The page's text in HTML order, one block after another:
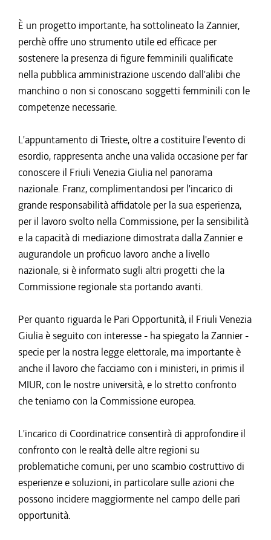
È un progetto importante, ha sottolineato la Zannier,
perchè offre uno strumento utile ed efficace per
sostenere la presenza di figure femminili qualificate
nella pubblica amministrazione uscendo dall'alibi che
manchino o non si conoscano soggetti femminili con le
competenze necessarie.
L'appuntamento di Trieste, oltre a costituire l'evento di
esordio, rappresenta anche una valida occasione per far
conoscere il Friuli Venezia Giulia nel panorama
nazionale. Franz, complimentandosi per l'incarico di
grande responsabilità affidatole per la sua esperienza,
per il lavoro svolto nella Commissione, per la sensibilità
e la capacità di mediazione dimostrata dalla Zannier e
augurandole un proficuo lavoro anche a livello
nazionale, si è informato sugli altri progetti che la
Commissione regionale sta portando avanti.
Per quanto riguarda le Pari Opportunità, il Friuli Venezia
Giulia è seguito con interesse - ha spiegato la Zannier -
specie per la nostra legge elettorale, ma importante è
anche il lavoro che facciamo con i ministeri, in primis il
MIUR, con le nostre università, e lo stretto confronto
che teniamo con la Commissione europea.
L'incarico di Coordinatrice consentirà di approfondire il
confronto con le realtà delle altre regioni su
problematiche comuni, per uno scambio costruttivo di
esperienze e soluzioni, in particolare sulle azioni che
possono incidere maggiormente nel campo delle pari
opportunità.